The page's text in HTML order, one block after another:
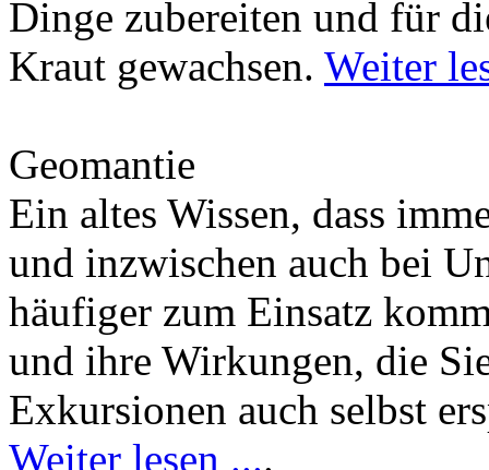
Dinge zubereiten und für
Kraut gewachsen. Weiter
Geomantie
Ein altes Wissen, dass
und inzwischen auch bei
häufiger zum Einsatz
und ihre Wirkungen, die
Exkursionen auch selbst
Weiter lesen ....